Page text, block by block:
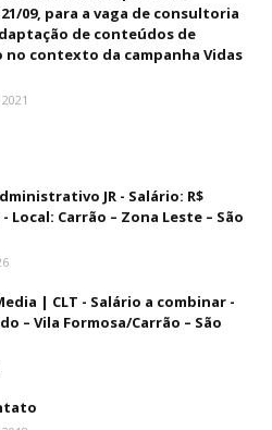
09, para a vaga de consultoria
de conteúdos de
no contexto da campanha Vidas
JR - Salário: R$
- Local: Carrão – Zona Leste – São
| CLT - Salário a combinar -
– Vila Formosa/Carrão – São